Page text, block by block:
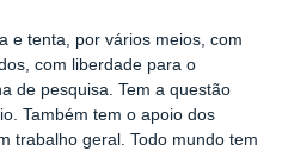
e tenta, por vários meios, com
com liberdade para o
de pesquisa. Tem a questão
Também tem o apoio dos
trabalho geral. Todo mundo tem